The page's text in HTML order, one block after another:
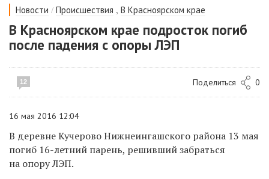
Новости / Происшествия , В Красноярском крае
В Красноярском крае подросток погиб
после падения с опоры ЛЭП
12 Поделиться 0
16 мая 2016 12:04
В деревне Кучерово Нижнеингашского района 13 мая
погиб 16-летний парень, решивший забраться
на опору ЛЭП.